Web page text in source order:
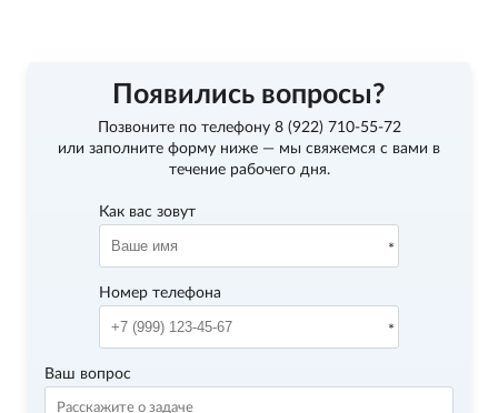
Появились вопросы?
Позвоните по телефону 8 (922) 710-55-72
или заполните форму ниже — мы свяжемся с вами в
течение рабочего дня.
Как вас зовут
Номер телефона
Ваш вопрос